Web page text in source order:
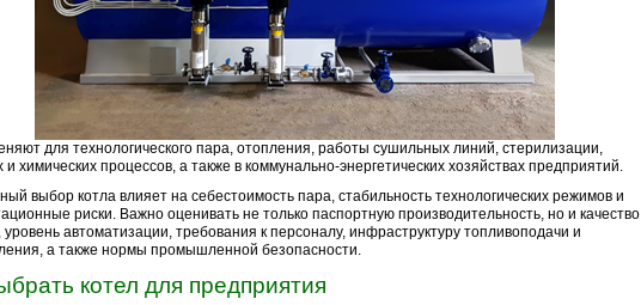
для технологического пара, отопления, работы сушильных линий, стерилизации,
химических процессов, а также в коммунально-энергетических хозяйствах предприятий.
выбор котла влияет на себестоимость пара, стабильность технологических режимов и
риски. Важно оценивать не только паспортную производительность, но и качество
уровень автоматизации, требования к персоналу, инфраструктуру топливоподачи и
а также нормы промышленной безопасности.
котел для предприятия